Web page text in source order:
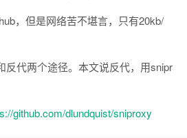
，但是网络苦不堪言，只有20kb/
反代两个途径。本文说反代，用snipr
github.com/dlundquist/sniproxy